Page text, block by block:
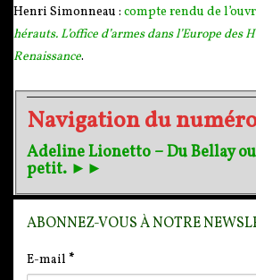
Henri Simonneau : compte rendu de
hérauts. L’office d’armes dans l’Europe des
Renaissance.
Navigation du
Adeline Lionetto – Du Bellay
petit. ►►
ABONNEZ-VOUS À NOTRE
E-mail *